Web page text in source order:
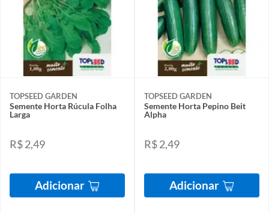
TOPSEED GARDEN
Semente Horta Rúcula Folha
Larga
R$ 2,49
Adicionar
TOPSEED GARDEN
Semente Horta Pepino Beit
Alpha
R$ 2,49
Adicionar